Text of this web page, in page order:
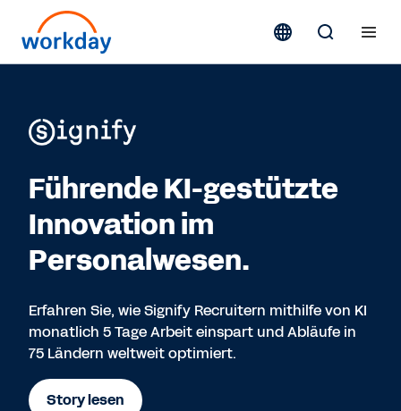
Führende KI-gestützte
Innovation im
Personalwesen.
Erfahren Sie, wie Signify Recruitern mithilfe von KI
monatlich 5 Tage Arbeit einspart und Abläufe in
75 Ländern weltweit optimiert.
Story lesen